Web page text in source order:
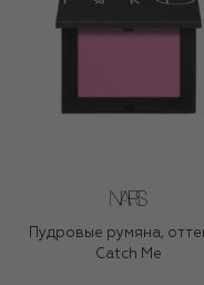
Пудровые румяна,
Catch Me